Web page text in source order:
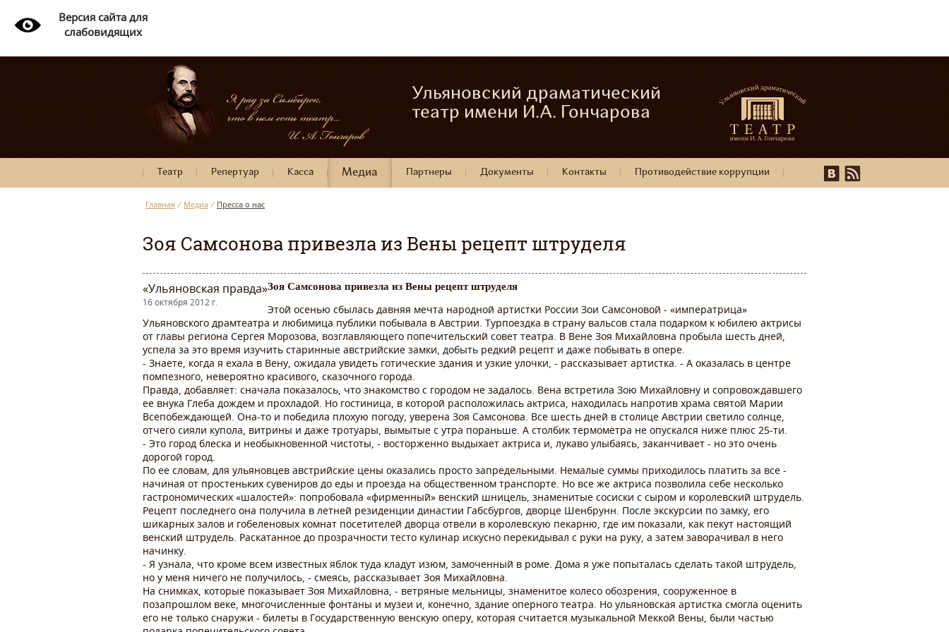
Версия сайта для
слабовидящих
Ульяновский драматический
театр имени И.А. Гончарова
Театр Репертуар Касса Медиа Партнеры Документы Контакты Противодействие коррупции
Главная / Медиа / Пресса о нас
Зоя Самсонова привезла из Вены рецепт штруделя
«Ульяновская правда»
16 октября 2012 г.
Зоя Самсонова привезла из Вены рецепт штруделя
Этой осенью сбылась давняя мечта народной артистки России Зои Самсоновой - «императрица»
Ульяновского драмтеатра и любимица публики побывала в Австрии. Турпоездка в страну вальсов стала подарком к юбилею актрисы
от главы региона Сергея Морозова, возглавляющего попечительский совет театра. В Вене Зоя Михайловна пробыла шесть дней,
успела за это время изучить старинные австрийские замки, добыть редкий рецепт и даже побывать в опере.
- Знаете, когда я ехала в Вену, ожидала увидеть готические здания и узкие улочки, - рассказывает артистка. - А оказалась в центре
помпезного, невероятно красивого, сказочного города.
Правда, добавляет: сначала показалось, что знакомство с городом не задалось. Вена встретила Зою Михайловну и сопровождавшего
ее внука Глеба дождем и прохладой. Но гостиница, в которой расположилась актриса, находилась напротив храма святой Марии
Всепобеждающей. Она-то и победила плохую погоду, уверена Зоя Самсонова. Все шесть дней в столице Австрии светило солнце,
отчего сияли купола, витрины и даже тротуары, вымытые с утра пораньше. А столбик термометра не опускался ниже плюс 25-ти.
- Это город блеска и необыкновенной чистоты, - восторженно выдыхает актриса и, лукаво улыбаясь, заканчивает - но это очень
дорогой город.
По ее словам, для ульяновцев австрийские цены оказались просто запредельными. Немалые суммы приходилось платить за все -
начиная от простеньких сувениров до еды и проезда на общественном транспорте. Но все же актриса позволила себе несколько
гастрономических «шалостей»: попробовала «фирменный» венский шницель, знаменитые сосиски с сыром и королевский штрудель.
Рецепт последнего она получила в летней резиденции династии Габсбургов, дворце Шенбрунн. После экскурсии по замку, его
шикарных залов и гобеленовых комнат посетителей дворца отвели в королевскую пекарню, где им показали, как пекут настоящий
венский штрудель. Раскатанное до прозрачности тесто кулинар искусно перекидывал с руки на руку, а затем заворачивал в него
начинку.
- Я узнала, что кроме всем известных яблок туда кладут изюм, замоченный в роме. Дома я уже попыталась сделать такой штрудель,
но у меня ничего не получилось, - смеясь, рассказывает Зоя Михайловна.
На снимках, которые показывает Зоя Михайловна, - ветряные мельницы, знаменитое колесо обозрения, сооруженное в
позапрошлом веке, многочисленные фонтаны и музеи и, конечно, здание оперного театра. Но ульяновская артистка смогла оценить
его не только снаружи - билеты в Государственную венскую оперу, которая считается музыкальной Меккой Вены, были частью